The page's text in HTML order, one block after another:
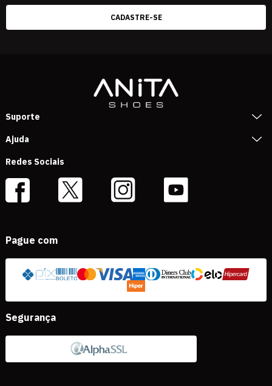
Suporte
Ajuda
Redes Sociais
Pague com
Segurança